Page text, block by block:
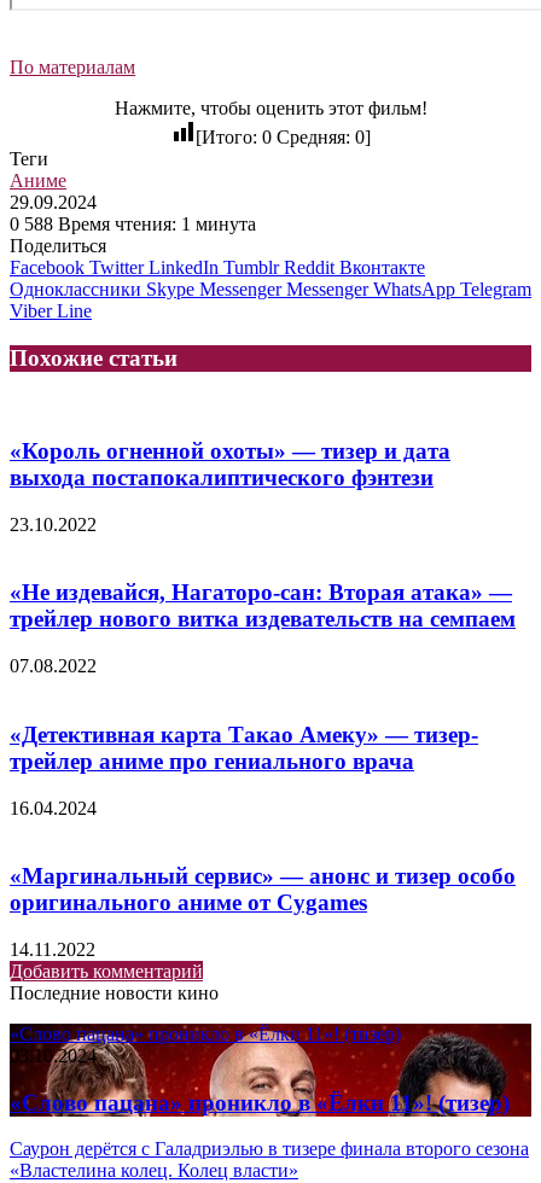
По материалам
Нажмите, чтобы оценить этот фильм!
[Итого: 0Средняя: 0]
Теги
Аниме
29.09.2024
0 588 Время чтения: 1 минута
Поделиться
Facebook Twitter LinkedIn Tumblr Reddit Вконтакте
Одноклассники Skype Messenger Messenger WhatsApp Telegram
Viber Line
Похожие статьи
«Король огненной охоты» — тизер и дата
выхода постапокалиптического фэнтези
23.10.2022
«Не издевайся, Нагаторо-сан: Вторая атака» —
трейлер нового витка издевательств на семпаем
07.08.2022
«Детективная карта Такао Амеку» — тизер-
трейлер аниме про гениального врача
16.04.2024
«Маргинальный сервис» — анонс и тизер особо
оригинального аниме от Cygames
14.11.2022
Добавить комментарий
Последние новости кино
«Слово пацана» проникло в «Ёлки 11»! (тизер)
03.10.2024
«Слово пацана» проникло в «Ёлки 11»! (тизер)
Саурон дерётся с Галадриэлью в тизере финала второго сезона
«Властелина колец. Колец власти»